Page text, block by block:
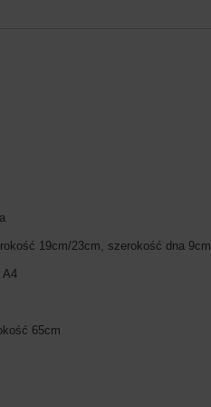
19cm/23cm, szerokość dna 9cm
A4
65cm